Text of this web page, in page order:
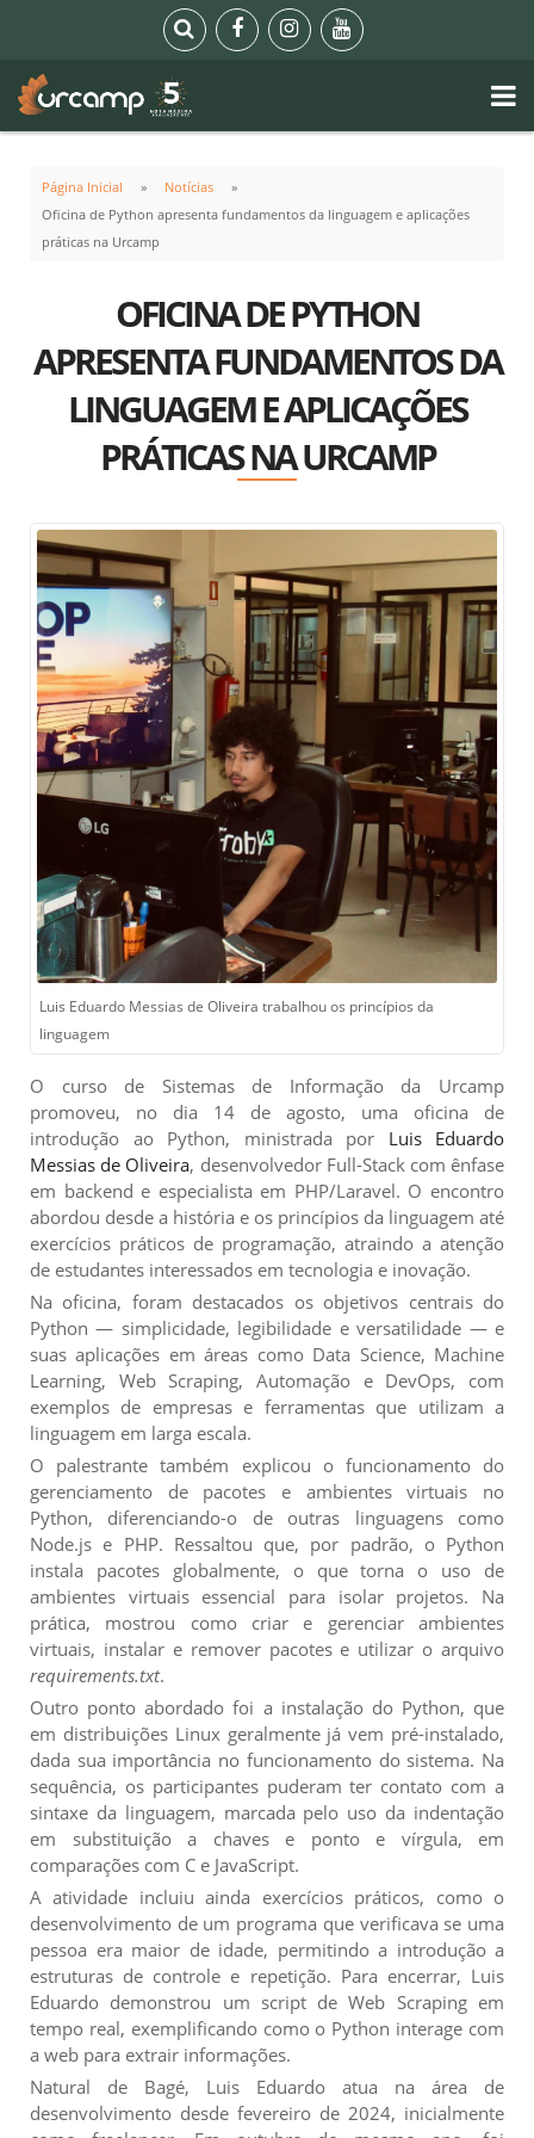
Página Inicial
Notícias
Oficina de Python apresenta fundamentos da linguagem e aplicações
práticas na Urcamp
OFICINA DE PYTHON
APRESENTA FUNDAMENTOS DA
LINGUAGEM E APLICAÇÕES
PRÁTICAS NA URCAMP
Luis Eduardo Messias de Oliveira trabalhou os princípios da
linguagem
O curso de Sistemas de Informação da Urcamp
promoveu, no dia 14 de agosto, uma oficina de
introdução ao Python, ministrada por Luis Eduardo
Messias de Oliveira, desenvolvedor Full-Stack com ênfase
em backend e especialista em PHP/Laravel. O encontro
abordou desde a história e os princípios da linguagem até
exercícios práticos de programação, atraindo a atenção
de estudantes interessados em tecnologia e inovação.
Na oficina, foram destacados os objetivos centrais do
Python — simplicidade, legibilidade e versatilidade — e
suas aplicações em áreas como Data Science, Machine
Learning, Web Scraping, Automação e DevOps, com
exemplos de empresas e ferramentas que utilizam a
linguagem em larga escala.
O palestrante também explicou o funcionamento do
gerenciamento de pacotes e ambientes virtuais no
Python, diferenciando-o de outras linguagens como
Node.js e PHP. Ressaltou que, por padrão, o Python
instala pacotes globalmente, o que torna o uso de
ambientes virtuais essencial para isolar projetos. Na
prática, mostrou como criar e gerenciar ambientes
virtuais, instalar e remover pacotes e utilizar o arquivo
requirements.txt.
Outro ponto abordado foi a instalação do Python, que
em distribuições Linux geralmente já vem pré-instalado,
dada sua importância no funcionamento do sistema. Na
sequência, os participantes puderam ter contato com a
sintaxe da linguagem, marcada pelo uso da indentação
em substituição a chaves e ponto e vírgula, em
comparações com C e JavaScript.
A atividade incluiu ainda exercícios práticos, como o
desenvolvimento de um programa que verificava se uma
pessoa era maior de idade, permitindo a introdução a
estruturas de controle e repetição. Para encerrar, Luis
Eduardo demonstrou um script de Web Scraping em
tempo real, exemplificando como o Python interage com
a web para extrair informações.
Natural de Bagé, Luis Eduardo atua na área de
desenvolvimento desde fevereiro de 2024, inicialmente